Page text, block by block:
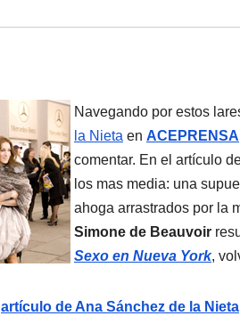
Navegando por estos
la Nieta en ACEPRENSA
comentar. En el artí­culo
los mas media: una
ahoga arrastrados por la
Simone de Beauvoir
Sexo en Nueva York,
artí­culo de Ana Sánchez de la Nieta